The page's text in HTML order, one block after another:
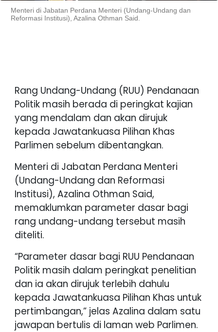
Menteri di Jabatan Perdana Menteri (Undang-Undang dan
Reformasi Institusi), Azalina Othman Said.
Rang Undang-Undang (RUU) Pendanaan
Politik masih berada di peringkat kajian
yang mendalam dan akan dirujuk
kepada Jawatankuasa Pilihan Khas
Parlimen sebelum dibentangkan.
Menteri di Jabatan Perdana Menteri
(Undang-Undang dan Reformasi
Institusi), Azalina Othman Said,
memaklumkan parameter dasar bagi
rang undang-undang tersebut masih
diteliti.
“Parameter dasar bagi RUU Pendanaan
Politik masih dalam peringkat penelitian
dan ia akan dirujuk terlebih dahulu
kepada Jawatankuasa Pilihan Khas untuk
pertimbangan,” jelas Azalina dalam satu
jawapan bertulis di laman web Parlimen.